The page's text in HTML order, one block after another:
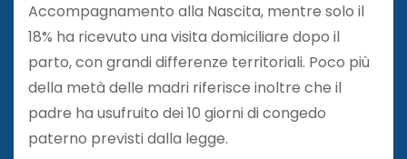
Accompagnamento alla Nascita, mentre solo il
18% ha ricevuto una visita domiciliare dopo il
parto, con grandi differenze territoriali. Poco più
della metà delle madri riferisce inoltre che il
padre ha usufruito dei 10 giorni di congedo
paterno previsti dalla legge.